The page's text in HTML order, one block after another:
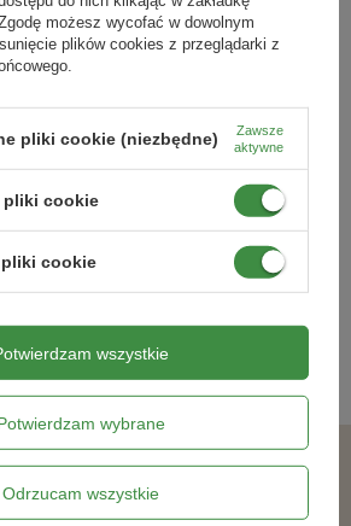
produkt na terenie UE
Z
Nawóz do róż z mikroelementami 1
nawozy płynne
Zgodę możesz wycofać w dowolnym
plików cookies z przeglądarki z
pliki cookie (niezbędne)
Zawsze
aktywne
pliki cookie
pliki cookie
wybrane
Odrzucam wszystkie
wszystkie